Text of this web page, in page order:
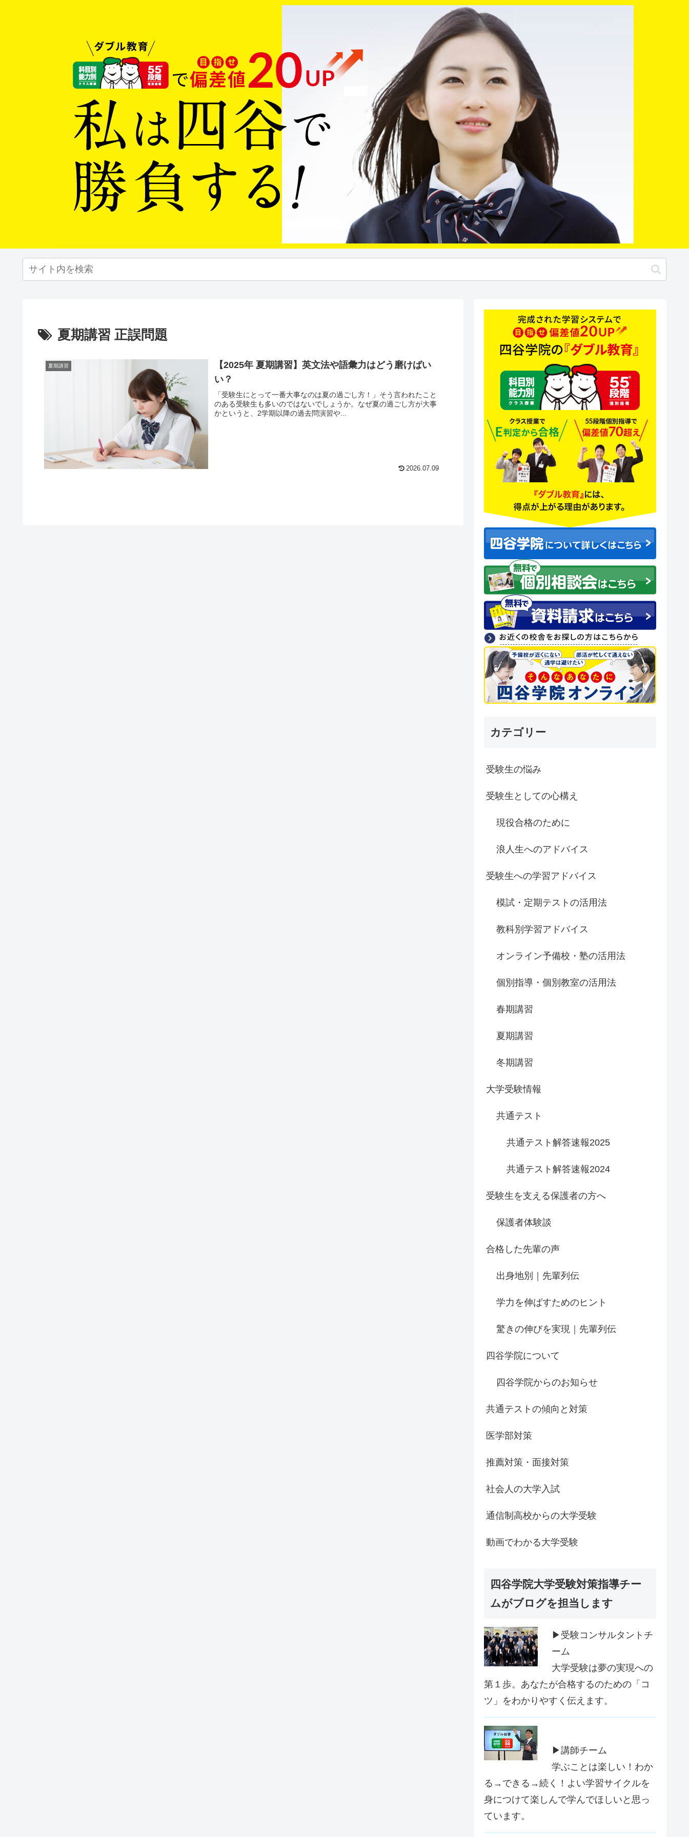
夏期講習 正誤問題
夏期講習
【2025年 夏期講習】英文法や語彙力はどう磨けばい
い？
「受験生にとって一番大事なのは夏の過ごし方！」そう言われたこと
のある受験生も多いのではないでしょうか。なぜ夏の過ごし方が大事
かというと、2学期以降の過去問演習や...
2026.07.09
カテゴリー
受験生の悩み
受験生としての心構え
現役合格のために
浪人生へのアドバイス
受験生への学習アドバイス
模試・定期テストの活用法
教科別学習アドバイス
オンライン予備校・塾の活用法
個別指導・個別教室の活用法
春期講習
夏期講習
冬期講習
大学受験情報
共通テスト
共通テスト解答速報2025
共通テスト解答速報2024
受験生を支える保護者の方へ
保護者体験談
合格した先輩の声
出身地別｜先輩列伝
学力を伸ばすためのヒント
驚きの伸びを実現｜先輩列伝
四谷学院について
四谷学院からのお知らせ
共通テストの傾向と対策
医学部対策
推薦対策・面接対策
社会人の大学入試
通信制高校からの大学受験
動画でわかる大学受験
四谷学院大学受験対策指導チー
ムがブログを担当します
▶受験コンサルタントチ
ーム
大学受験は夢の実現への
第１歩。あなたが合格するのための「コ
ツ」をわかりやすく伝えます。
▶講師チーム
学ぶことは楽しい！わか
る→できる→続く！よい学習サイクルを
身につけて楽しんで学んでほしいと思っ
ています。